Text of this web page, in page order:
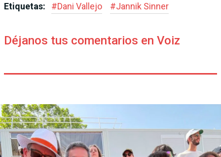
Etiquetas: #Dani Vallejo #Jannik Sinner
Déjanos tus comentarios en Voiz